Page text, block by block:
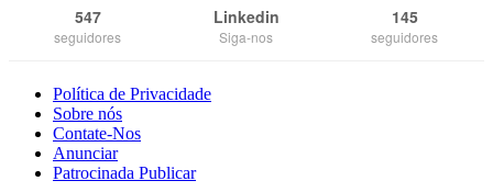
547
seguidores
Linkedin
Siga-nos
145
seguidores
Política de Privacidade
Sobre nós
Contate-Nos
Anunciar
Patrocinada Publicar